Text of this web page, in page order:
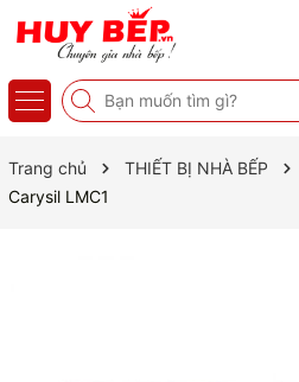
Trang chủ THIẾT BỊ NHÀ BẾP
Carysil LMC1